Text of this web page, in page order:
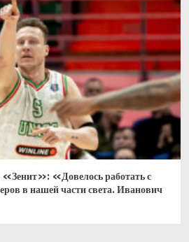
«Зенит»: «Довелось работать с
в нашей части света. Иванович